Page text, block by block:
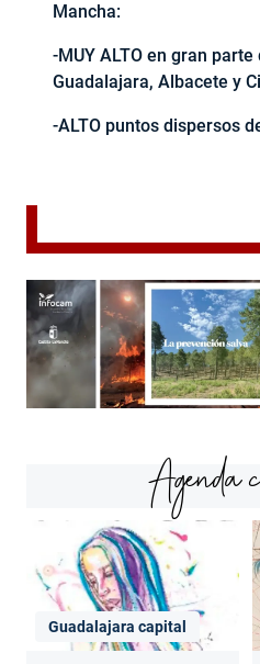
Mancha:
-MUY ALTO en gran parte
Guadalajara, Albacete y
-ALTO puntos dispersos
Guadalajara capital